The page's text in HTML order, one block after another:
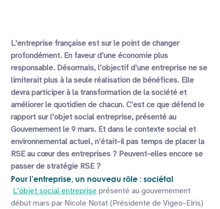
L’entreprise française est sur le point de changer
profondément. En faveur d’une économie plus
responsable. Désormais, l’objectif d’une entreprise ne se
limiterait plus à la seule réalisation de bénéfices. Elle
devra participer à la transformation de la société et
améliorer le quotidien de chacun. C’est ce que défend le
rapport sur l’objet social entreprise, présenté au
Gouvernement le 9 mars. Et dans le contexte social et
environnemental actuel, n’était-il pas temps de placer la
RSE au cœur des entreprises ? Peuvent-elles encore se
passer de stratégie RSE ?
Pour l’entreprise, un nouveau rôle : sociétal
L’objet social entreprise présenté au gouvernement
début mars par Nicole Notat (Présidente de Vigeo-Eiris)